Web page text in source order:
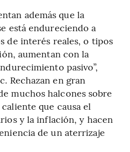
además que la
está endureciendo a
de interés reales, o tipos
aumentan con la
pasivo”,
Rechazan en gran
muchos halcones sobre
que causa el
y la inflación, y hacen
de un aterrizaje